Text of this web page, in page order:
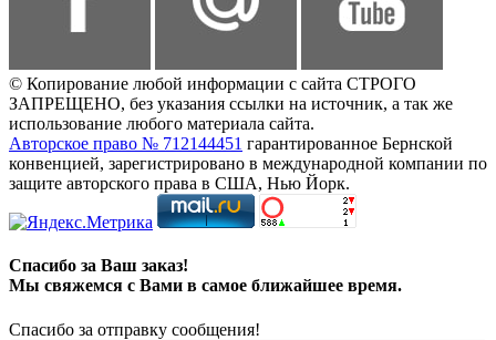
© Копирование любой информации с сайта СТРОГО
ЗАПРЕЩЕНО, без указания ссылки на источник, а так же
использование любого материала сайта.
Авторское право № 712144451 гарантированное Бернской
конвенцией, зарегистрировано в международной компании по
защите авторского права в США, Нью Йорк.
Спасибо за Ваш заказ!
Мы свяжемся с Вами в самое ближайшее время.
Спасибо за отправку сообщения!